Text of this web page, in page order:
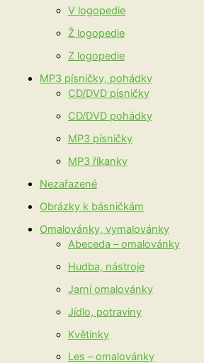
V logopedie
Ž logopedie
Z logopedie
MP3 písničky, pohádky
CD/DVD písničky
CD/DVD pohádky
MP3 písničky
MP3 říkanky
Nezařazené
Obrázky k básničkám
Omalovánky, vymalovánky
Abeceda – omalovánky
Hudba, nástroje
Jarní omalovánky
Jídlo, potraviny
Květinky
Les – omalovánky